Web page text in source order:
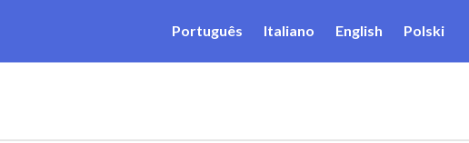
Português Italiano English Polski